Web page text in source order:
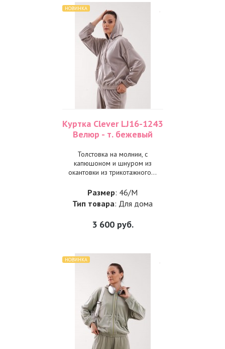
НОВИНКА
Куртка Clever LJ16-1243
Велюр - т. бежевый
Толстовка на молнии, с
капюшоном и шнуром из
окантовки из трикотажного...
Размер: 46/M
Тип товара: Для дома
3 600руб.
НОВИНКА